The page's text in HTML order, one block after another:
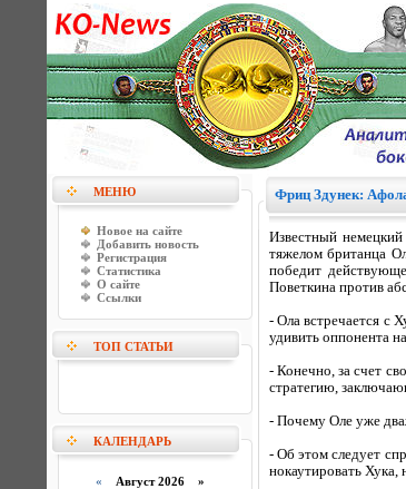
МЕНЮ
Новое на сайте
Добавить новость
Регистрация
Статистика
О сайте
Ссылки
ТОП СТАТЬИ
КАЛЕНДАРЬ
« Август 2026 »
Фриц Здунек:
Известный
тяжелом британца
победит
Поветкина против
- Ола встречается с
удивить оппонента
- Конечно, за счет
стратегию,
- Почему Оле уже
- Об этом следует
нокаутировать Хука,